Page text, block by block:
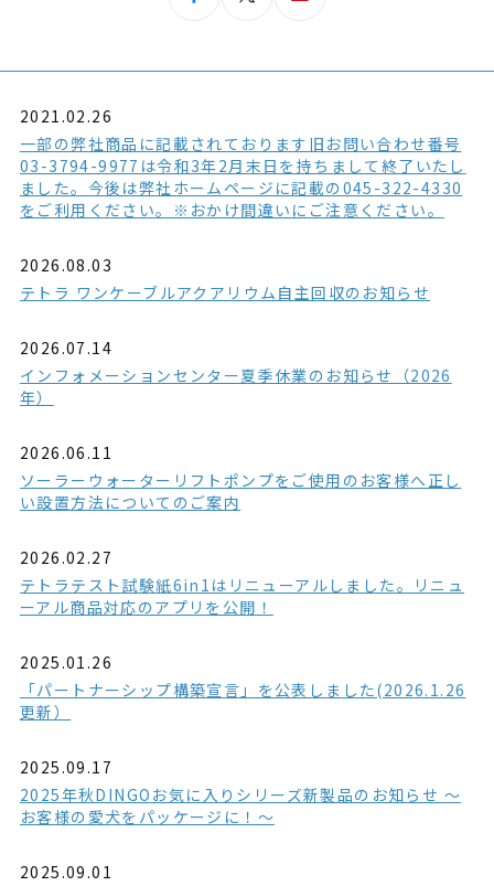
2021.02.26
一部の弊社商品に記載されております旧お問い合わせ番号
03-3794-9977は令和3年2月末日を持ちまして終了いたし
ました。今後は弊社ホームページに記載の045-322-4330
をご利用ください。※おかけ間違いにご注意ください。
2026.08.03
テトラ ワンケーブルアクアリウム自主回収のお知らせ
2026.07.14
インフォメーションセンター夏季休業のお知らせ（2026
年）
2026.06.11
ソーラーウォーターリフトポンプをご使用のお客様へ正し
い設置方法についてのご案内
2026.02.27
テトラテスト試験紙6in1はリニューアルしました。リニュ
ーアル商品対応のアプリを公開！
2025.01.26
「パートナーシップ構築宣言」を公表しました(2026.1.26
更新）
2025.09.17
2025年秋DINGOお気に入りシリーズ新製品のお知らせ ～
お客様の愛犬をパッケージに！～
2025.09.01